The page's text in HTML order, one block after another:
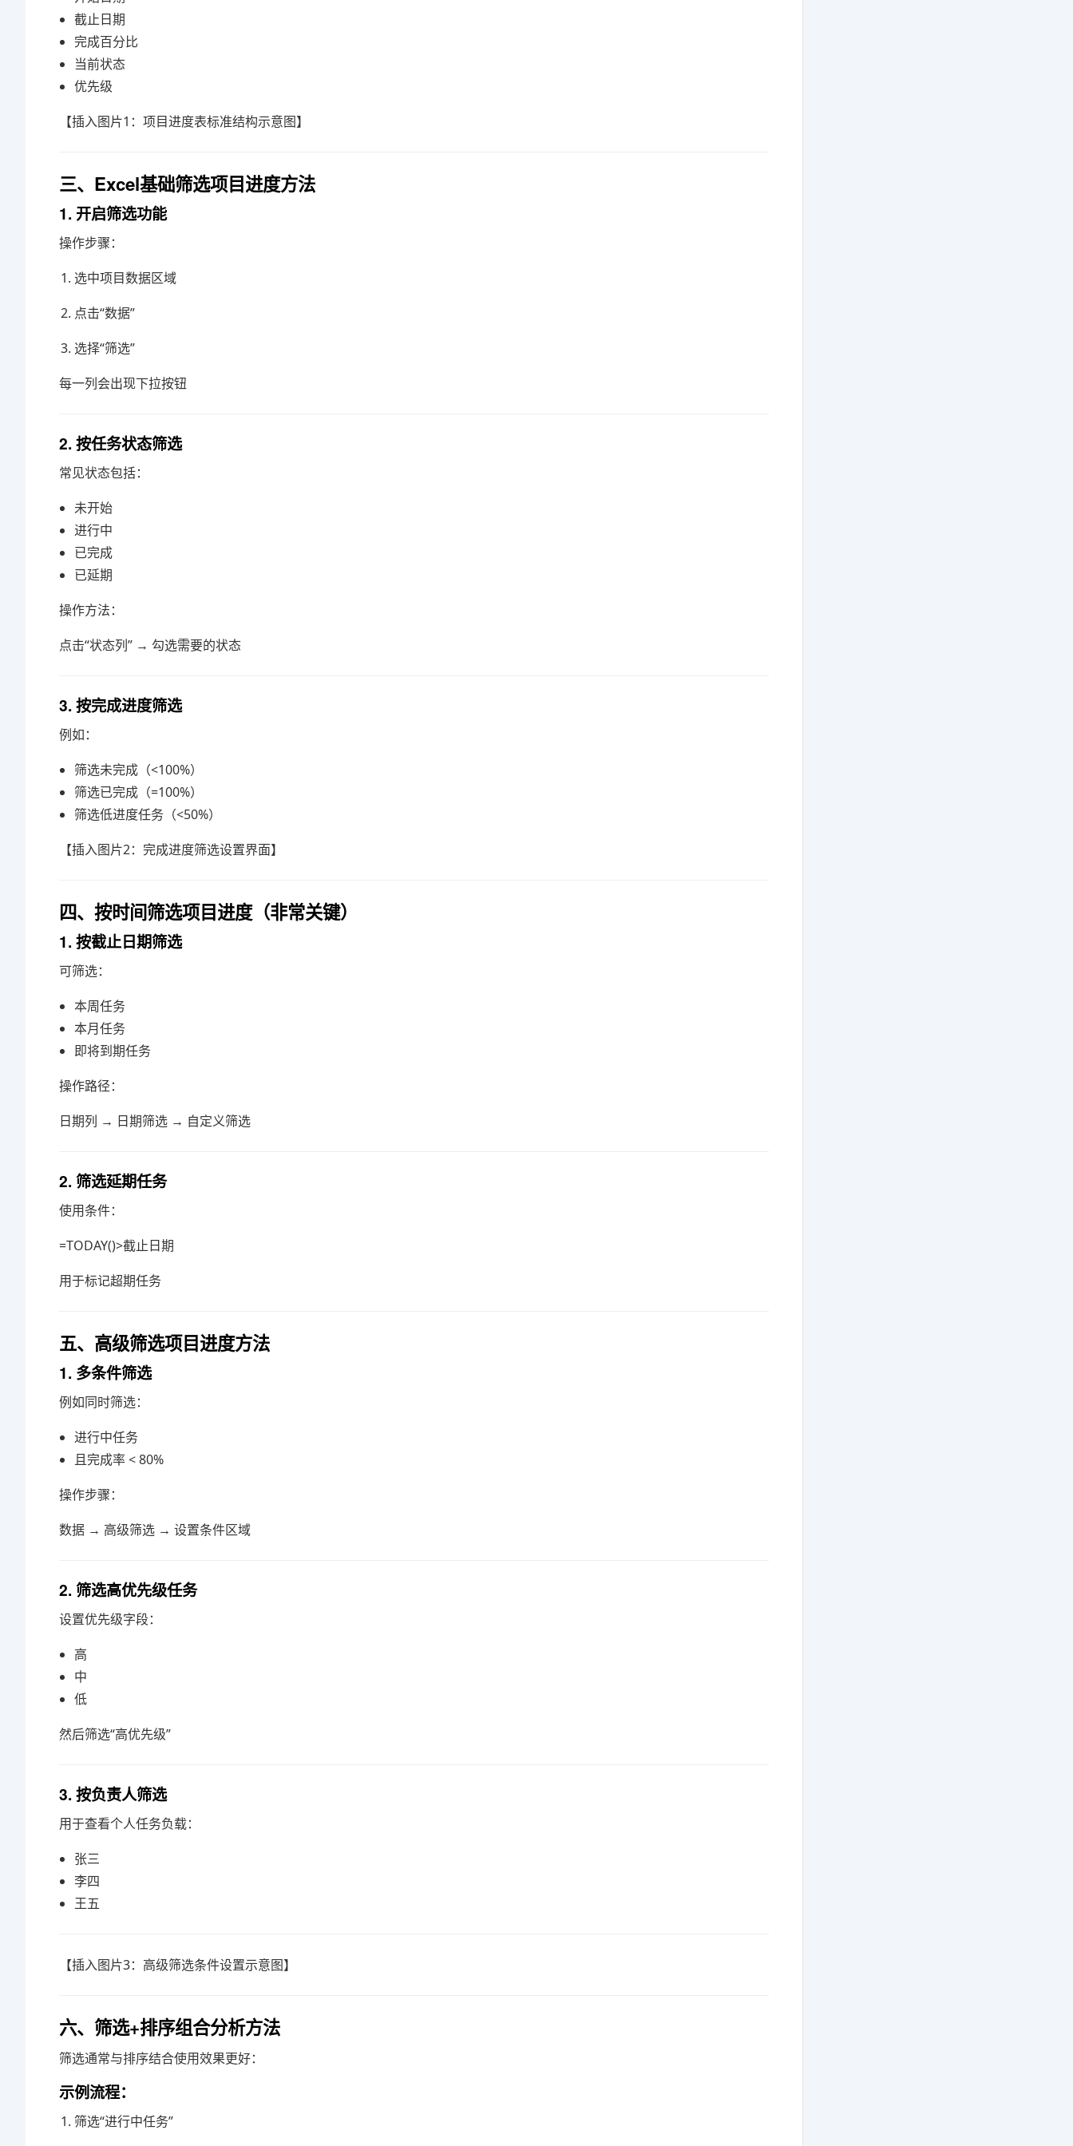
截止日期
完成百分比
当前状态
优先级
【插入图片1：项目进度表标准结构示意图】
三、Excel基础筛选项目进度方法
1. 开启筛选功能
操作步骤：
选中项目数据区域
点击“数据”
选择“筛选”
每一列会出现下拉按钮
2. 按任务状态筛选
常见状态包括：
未开始
进行中
已完成
已延期
操作方法：
点击“状态列” → 勾选需要的状态
3. 按完成进度筛选
例如：
筛选未完成（<100%）
筛选已完成（=100%）
筛选低进度任务（<50%）
【插入图片2：完成进度筛选设置界面】
四、按时间筛选项目进度（非常关键）
1. 按截止日期筛选
可筛选：
本周任务
本月任务
即将到期任务
操作路径：
日期列 → 日期筛选 → 自定义筛选
2. 筛选延期任务
使用条件：
=TODAY()>截止日期
用于标记超期任务
五、高级筛选项目进度方法
1. 多条件筛选
例如同时筛选：
进行中任务
且完成率 < 80%
操作步骤：
数据 → 高级筛选 → 设置条件区域
2. 筛选高优先级任务
设置优先级字段：
高
中
低
然后筛选“高优先级”
3. 按负责人筛选
用于查看个人任务负载：
张三
李四
王五
【插入图片3：高级筛选条件设置示意图】
六、筛选+排序组合分析方法
筛选通常与排序结合使用效果更好：
示例流程：
筛选“进行中任务”